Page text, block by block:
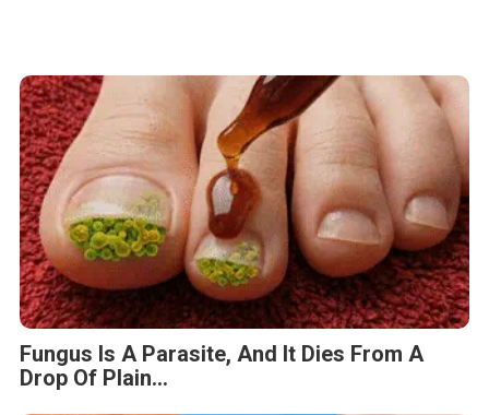
Fungus Is A Parasite, And It Dies From A
Drop Of Plain...